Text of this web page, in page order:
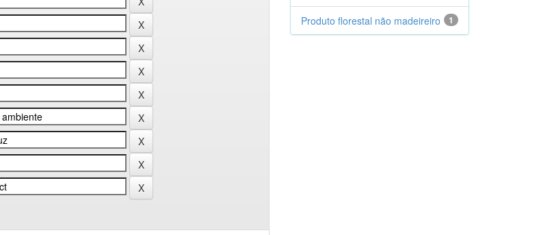
1
Produto florestal não madeireiro